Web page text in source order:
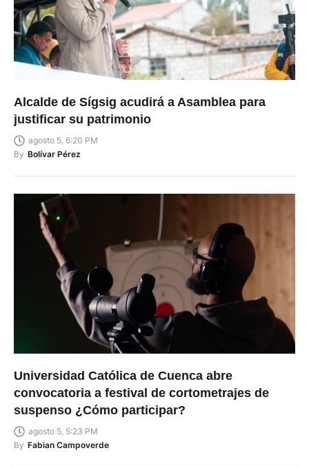
Alcalde de Sígsig acudirá a Asamblea para
justificar su patrimonio
agosto 5, 6:20 PM
By Bolívar Pérez
Universidad Católica de Cuenca abre
convocatoria a festival de cortometrajes de
suspenso ¿Cómo participar?
agosto 5, 5:23 PM
By Fabian Campoverde